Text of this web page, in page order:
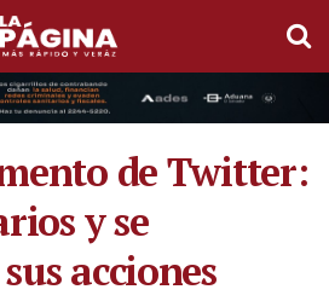
de Twitter:
y se
acciones